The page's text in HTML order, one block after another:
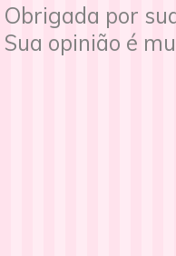
Obrigada por
Sua opinião é